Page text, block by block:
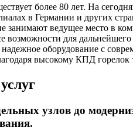
более 80 лет. На
в Германии и других
занимают ведущее место в
возможности для
надежное оборудование с
высокому КПД
узлов до